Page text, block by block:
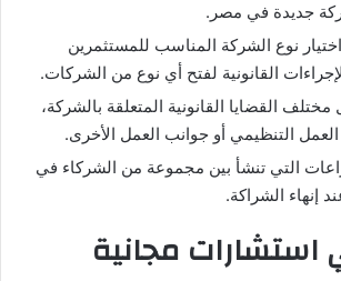
جديدة في مصر.
نوع الشركة المناسب للمستثمرين
القانونية لفتح أي نوع من الشركات.
القضايا القانونية المتعلقة بالشركة،
التنظيمي أو جوانب العمل الأخرى.
التي تنشأ بين مجموعة من الشركاء في
إنهاء الشراكة.
مجانية